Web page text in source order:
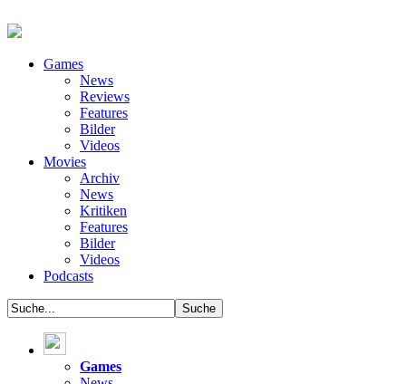
Games
News
Reviews
Features
Bilder
Videos
Movies
Archiv
News
Kritiken
Features
Bilder
Videos
Podcasts
Games